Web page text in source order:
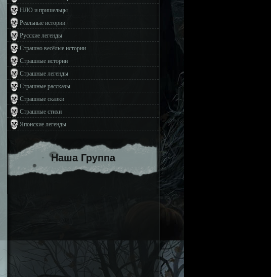
НЛО и пришельцы
Реальные истории
Русские легенды
Страшно весёлые истории
Страшные истории
Страшные легенды
Страшные рассказы
Страшные сказки
Страшные стихи
Японские легенды
Наша Группа